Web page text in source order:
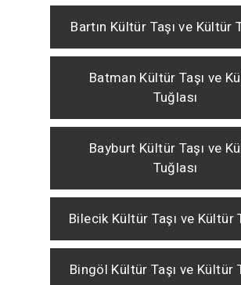
Bartın Kültür Taşı ve Kültür
Batman Kültür Taşı ve
Tuğlası
Bayburt Kültür Taşı ve
Tuğlası
Bilecik Kültür Taşı ve Kültür
Bingöl Kültür Taşı ve Kültür